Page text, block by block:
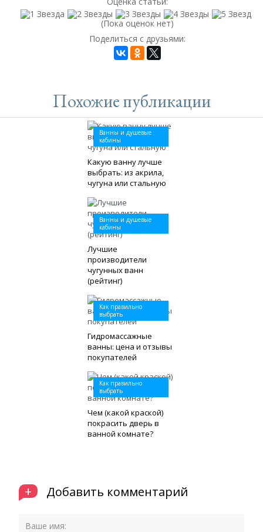
(Пока оценок нет)
Поделиться с друзьями:
Похожие публикации
Ванны и душевые
кабины
Какую ванну лучше
выбрать: из акрила,
чугуна или стальную
Ванны и душевые
кабины
Лучшие
производители
чугунных ванн
(рейтинг)
Как правильно
выбрать
Гидромассажные
ванны: цена и отзывы
покупателей
Как правильно
выбрать
Чем (какой краской)
покрасить дверь в
ванной комнате?
+ Добавить комментарий